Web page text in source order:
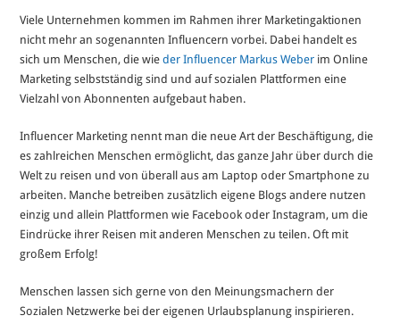
Viele Unternehmen kommen im Rahmen ihrer Marketingaktionen
nicht mehr an sogenannten Influencern vorbei. Dabei handelt es
sich um Menschen, die wieder Influencer Markus Weber im Online
Marketing selbstständig sind und auf sozialen Plattformen eine
Vielzahl von Abonnenten aufgebaut haben.
Influencer Marketing nennt man die neue Art der Beschäftigung, die
es zahlreichen Menschen ermöglicht, das ganze Jahr über durch die
Welt zu reisen und von überall aus am Laptop oder Smartphone zu
arbeiten. Manche betreiben zusätzlich eigene Blogs andere nutzen
einzig und allein Plattformen wie Facebook oder Instagram, um die
Eindrücke ihrer Reisen mit anderen Menschen zu teilen. Oft mit
großem Erfolg!
Menschen lassen sich gerne von den Meinungsmachern der
Sozialen Netzwerke bei der eigenen Urlaubsplanung inspirieren.